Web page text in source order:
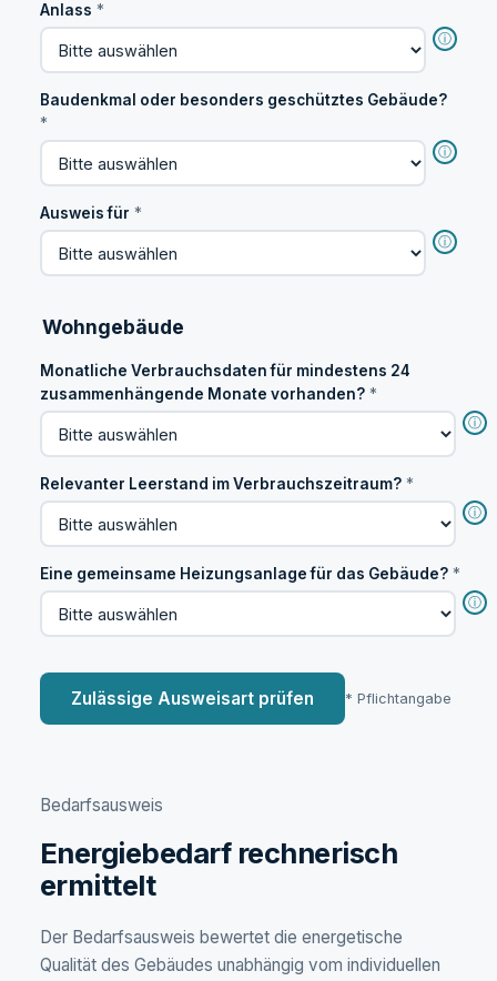
Anlass *
ⓘ
Baudenkmal oder besonders geschütztes Gebäude?
*
ⓘ
Ausweis für *
ⓘ
Wohngebäude
Monatliche Verbrauchsdaten für mindestens 24
zusammenhängende Monate vorhanden?*
ⓘ
Relevanter Leerstand im Verbrauchszeitraum?*
ⓘ
Eine gemeinsame Heizungsanlage für das Gebäude?*
ⓘ
Zulässige Ausweisart prüfen * Pflichtangabe
Bedarfsausweis
Energiebedarf rechnerisch
ermittelt
Der Bedarfsausweis bewertet die energetische
Qualität des Gebäudes unabhängig vom individuellen